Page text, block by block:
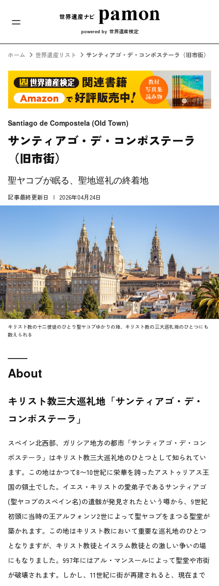
メインナビ
powered by 世界遺産検定
ホーム 世界遺産リスト サンティアゴ・デ・コンポステーラ（旧市街）
Santiago de Compostela (Old Town)
サンティアゴ・デ・コンポステーラ
（旧市街）
聖ヤコブが眠る、聖地巡礼の終着地
記事最終更新日 2026年04月24日
キリスト教の十二使徒のひとり聖ヤコブゆかりの地、キリスト教の三大巡礼地のひとつにも
数えられる
About
キリスト教三大巡礼地「サンティアゴ・デ・
コンポステーラ」
スペイン北西部、ガリシア地方の都市「サンティアゴ・デ・コン
ポステーラ」はキリスト教三大巡礼地のひとつとして知られてい
ます。この地はかつて8〜10世紀に栄華を誇ったアストゥリアス王
国の領土でした。イエス・キリストの愛弟子であるサンティアゴ
(聖ヤコブのスペイン名)の遺骸が発見されたという噂から、9世紀
初頭に当時の王アルフォンソ2世によって聖ヤコブをまつる聖堂が
築かれます。この地はキリスト教において重要な巡礼地のひとつ
となりますが、キリスト教徒とイスラム教徒との激しい争いの場
にもなりました。997年にはアル・マンスールによって聖堂や市街
が破壊されます。しかし、11世紀に街が再建されると、現在まで